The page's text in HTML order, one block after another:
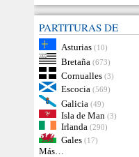
PARTITURAS DE
Asturias (10)
Bretaña (673)
Cornualles (3)
Escocia (569)
Galicia (49)
Isla de Man (3)
Irlanda (290)
Gales (17)
Más…